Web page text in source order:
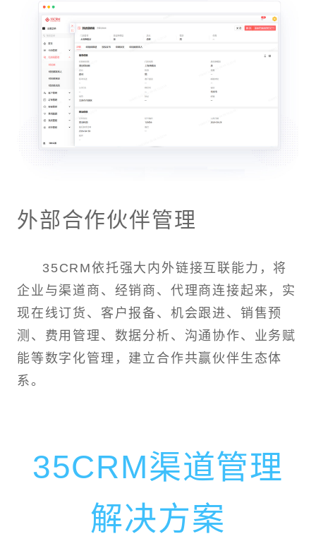
外部合作伙伴管理
35CRM依托强大内外链接互联能力，将
企业与渠道商、经销商、代理商连接起来，实
现在线订货、客户报备、机会跟进、销售预
测、费用管理、数据分析、沟通协作、业务赋
能等数字化管理，建立合作共赢伙伴生态体
系。
35CRM渠道管理
解决方案